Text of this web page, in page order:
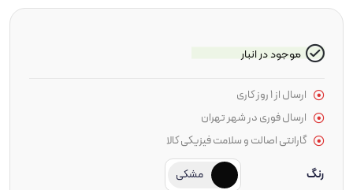
موجود در انبار
ارسال از 1 روز کاری
ارسال فوری در شهر تهران
گارانتی اصالت و سلامت فیزیکی کالا
رنگ مشکی